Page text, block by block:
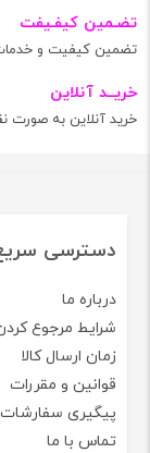
تضـمین کیفـیفت
تضمین کیفیت و
خریــد آنلاین
خرید آنلاین به صورت
دسترسی
درباره ما
شرایط مرجوع
زمان ارسال کالا
قوانین و مقررات
پیگیری سفارشات
تماس با ما